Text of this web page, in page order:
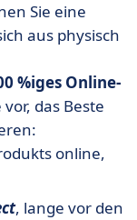
Sie eine
aus physisch
%iges Online-
das Beste
online,
, lange vor den